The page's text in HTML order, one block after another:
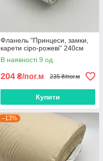
Фланель "Принцеси, замки,
карети сіро-рожеві" 240см
В наявності 9 од.
204 ₴/пог.м 235 ₴/пог.м
Купити
–13%